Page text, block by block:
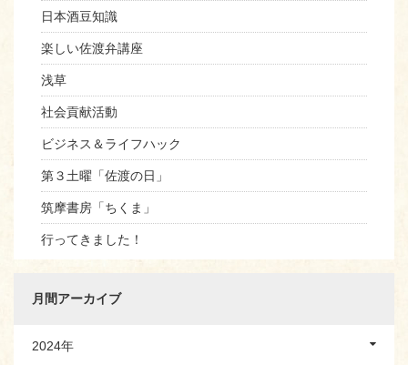
日本酒豆知識
楽しい佐渡弁講座
浅草
社会貢献活動
ビジネス＆ライフハック
第３土曜「佐渡の日」
筑摩書房「ちくま」
行ってきました！
月間アーカイブ
2024年